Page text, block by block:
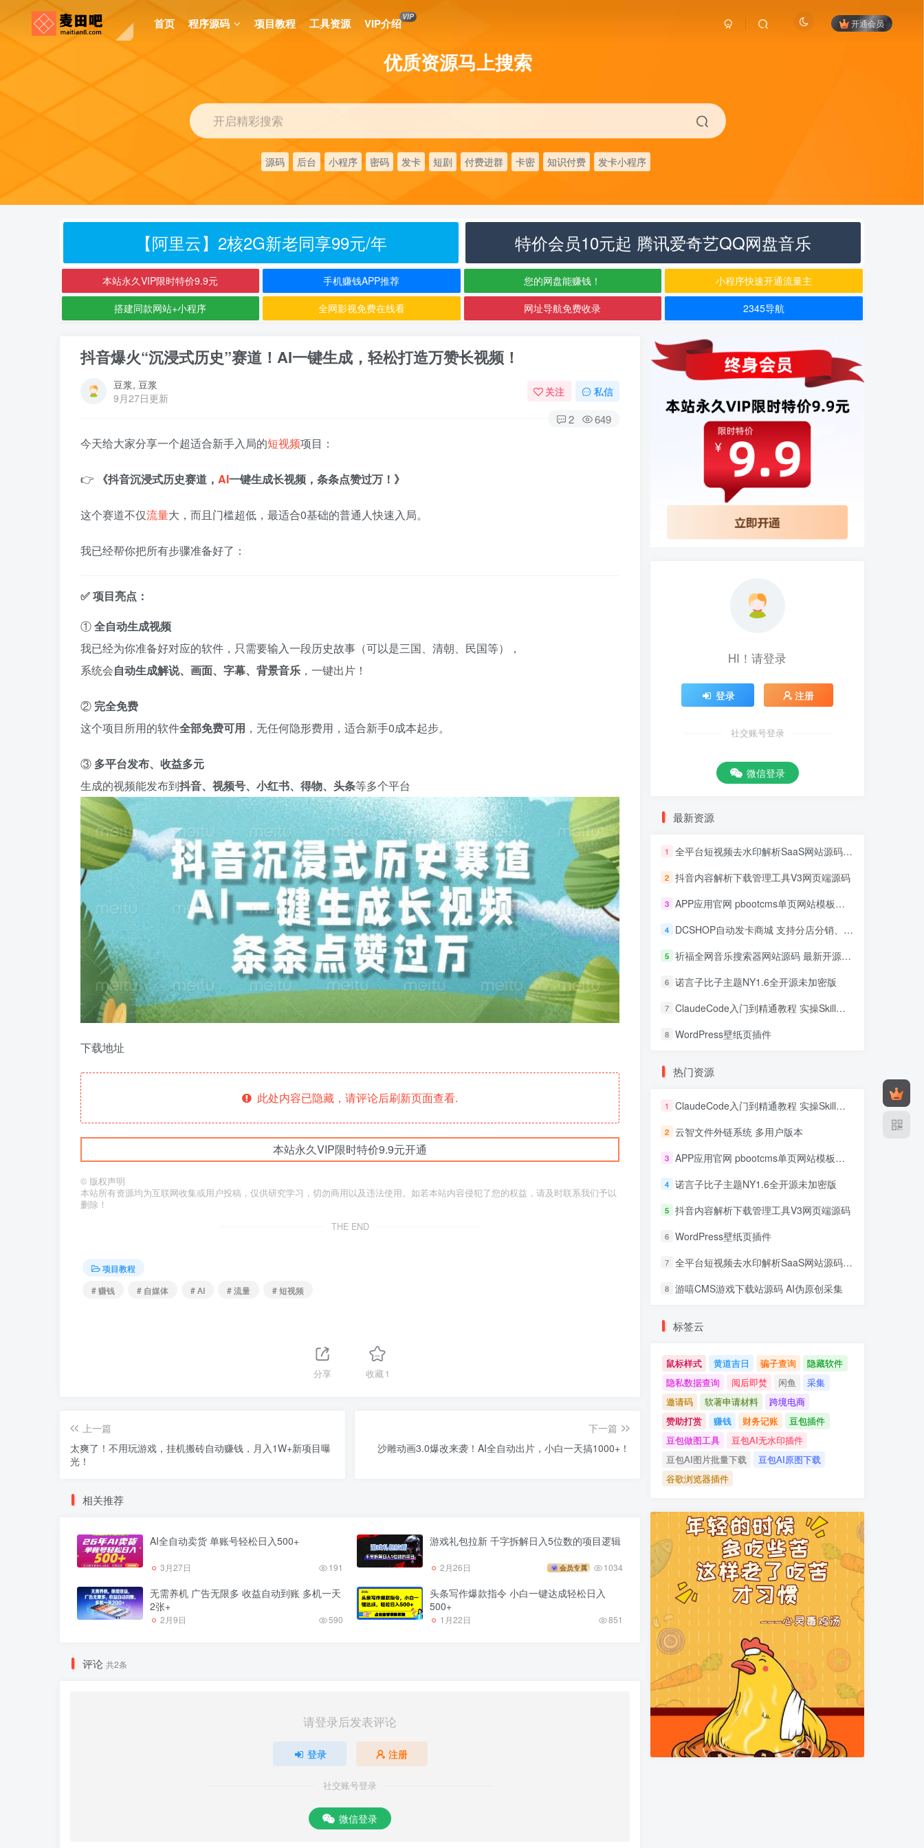
首页 程序源码 项目教程 工具资源 VIP介绍VIP
开通会员
优质资源马上搜索
开启精彩搜索
源码 后台 小程序 密码 发卡 短剧 付费进群 卡密 知识付费 发卡小程序
【阿里云】2核2G新老同享99元/年 特价会员10元起 腾讯爱奇艺QQ网盘音乐
本站永久VIP限时特价9.9元 手机赚钱APP推荐 您的网盘能赚钱！ 小程序快速开通流量主
搭建同款网站+小程序 全网影视免费在线看 网址导航免费收录 2345导航
抖音爆火“沉浸式历史”赛道！AI一键生成，轻松打造万赞长视频！
豆浆, 豆浆
9月27日更新
关注 私信
2 649
今天给大家分享一个超适合新手入局的短视频项目：
👉 《抖音沉浸式历史赛道， AI一键生成长视频，条条点赞过万！》
这个赛道不仅流量大，而且门槛超低，最适合0基础的普通人快速入局。
我已经帮你把所有步骤准备好了：
✅ 项目亮点：
①全自动生成视频
我已经为你准备好对应的软件，只需要输入一段历史故事（可以是三国、清朝、民国等），
系统会自动生成解说、画面、字幕、背景音乐 ，一键出片！
② 完全免费
这个项目所用的软件全部免费可用 ，无任何隐形费用，适合新手0成本起步。
③ 多平台发布、收益多元
生成的视频能发布到抖音、视频号、小红书、得物、头条等多个平台
下载地址
此处内容已隐藏，请评论后刷新页面查看.
本站永久VIP限时特价9.9元开通
© 版权声明
本站所有资源均为互联网收集或用户投稿，仅供研究学习，切勿商用以及违法使用。如若本站内容侵犯了您的权益，请及时联系我们予以
删除！
THE END
项目教程
# 赚钱
# 自媒体 # AI # 流量 # 短视频
分享 收藏1
上一篇
太爽了！不用玩游戏，挂机搬砖自动赚钱，月入1W+新项目曝
光！
下一篇
沙雕动画3.0爆改来袭！AI全自动出片，小白一天搞1000+！
相关推荐
AI全自动卖货 单账号轻松日入500+
3月27日 191
游戏礼包拉新 千字拆解日入5位数的项目逻辑
2月26日 会员专属 1034
无需养机 广告无限多 收益自动到账 多机一天
2张+
2月9日 590
头条写作爆款指令 小白一键达成轻松日入
500+
1月22日 851
评论 共2条
请登录后发表评论
登录 注册
社交账号登录
微信登录
HI！请登录
登录 注册
社交账号登录
微信登录
最新资源
1 全平台短视频去水印解析SaaS网站源码 去水印api总站开源版本
2 抖音内容解析下载管理工具V3网页端源码
3 APP应用官网 pbootcms单页网站模板源码
4 DCSHOP自动发卡商城 支持分店分销、实物发货、自带博客
5 祈福全网音乐搜索器网站源码 最新开源修复版
6 诺言子比子主题NY1.6全开源未加密版
7 ClaudeCode入门到精通教程 实操Skill开发+企业级插件
8 WordPress壁纸页插件
热门资源
1 ClaudeCode入门到精通教程 实操Skill开发+企业级插件
2 云智文件外链系统 多用户版本
3 APP应用官网 pbootcms单页网站模板源码
4 诺言子比子主题NY1.6全开源未加密版
5 抖音内容解析下载管理工具V3网页端源码
6 WordPress壁纸页插件
7 全平台短视频去水印解析SaaS网站源码 去水印api总站开源版本
8 游嘻CMS游戏下载站源码 AI伪原创采集
标签云
鼠标样式 黄道吉日 骗子查询
隐藏软件
隐私数据查询
阅后即焚 闲鱼
采集
邀请码
软著申请材料
跨境电商
赞助打赏
赚钱 财务记账
豆包插件
豆包做图工具
豆包AI无水印插件
豆包AI图片批量下载
豆包AI原图下载
谷歌浏览器插件